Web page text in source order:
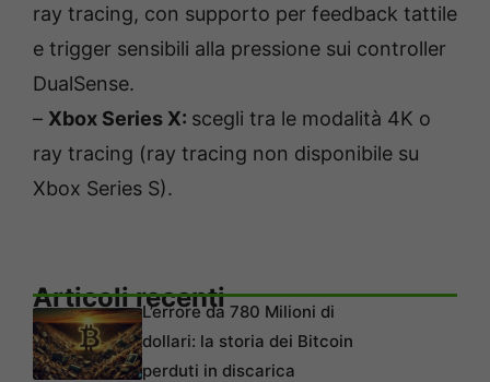
ray tracing, con supporto per feedback tattile
e trigger sensibili alla pressione sui controller
DualSense.
– Xbox Series X: scegli tra le modalità 4K o
ray tracing (ray tracing non disponibile su
Xbox Series S).
Articoli recentiL’errore da 780 Milioni di
dollari: la storia dei Bitcoin
perduti in discarica